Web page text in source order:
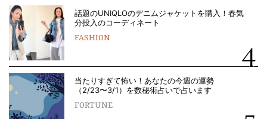
話題のUNIQLOのデニムジャケットを購入！春気
分投入のコーディネート
FASHION
当たりすぎて怖い！あなたの今週の運勢
（2/23〜3/1）を数秘術占いで占います
FORTUNE